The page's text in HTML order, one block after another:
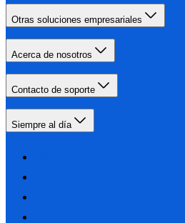
Otras soluciones empresariales
Acerca de nosotros
Contacto de soporte
Siempre al día